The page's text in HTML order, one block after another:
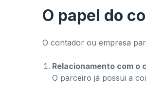
O papel do
O contador ou empresa
Relacionamento com o
O parceiro já possui a